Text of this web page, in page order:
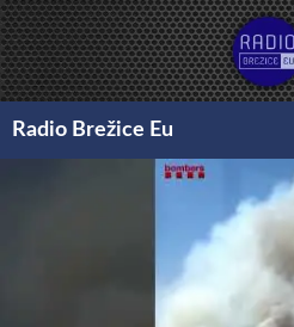
Preskoči
na
vsebino
Radio Brežice Eu